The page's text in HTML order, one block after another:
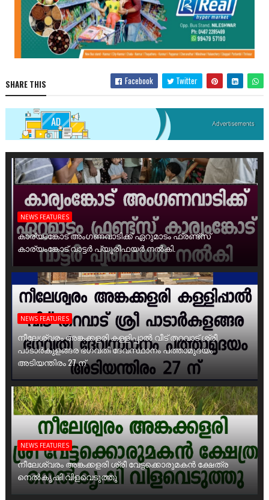
SHARE THIS Facebook Twitter
NEWS FEATURES
കാര്യംങ്കോട് അംഗണവാടിക്ക് ഏറുമാടം ഫ്രണ്ട്സ്
കാര്യംങ്കോട് വാട്ടർ പ്യൂരിഫയർ നൽകി.
NEWS FEATURES
നീലേശ്വരം അങ്കക്കളരി കള്ളിപ്പാൽ വീട് തറവാട് ശ്രീ
പാടാർകുളങ്ങര ഭഗവതി ദേവസ്ഥാനം പത്താമുദയം
അടിയന്തിരം 27 ന്
NEWS FEATURES
നീലേശ്വരം അങ്കക്കളരി ശ്രീ വേട്ടക്കൊരുമകൻ ക്ഷേത്ര
നെൽകൃഷി വിളവെടുത്തു